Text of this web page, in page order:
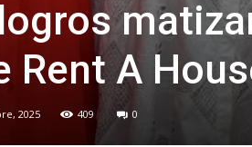
Rent A
2025 409 0